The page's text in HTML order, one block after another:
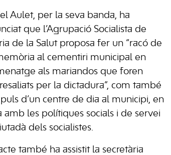
Aulet, per la seva banda, ha
que l’Agrupació Socialista de
de la Salut proposa fer un “racó de
al cementiri municipal en
als mariandos que foren
per la dictadura”, com també
d’un centre de dia al municipi, en
amb les polítiques socials i de servei
dels socialistes.
també ha assistit la secretària